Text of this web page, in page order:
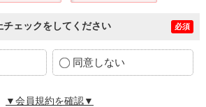
ェックをしてください 必須
同意しない
▼会員規約を確認▼